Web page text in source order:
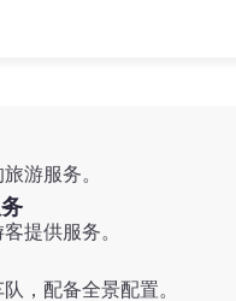
游服务。
提供服务。
，配备全景配置。